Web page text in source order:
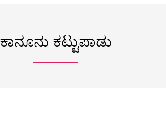
ಕಾನೂನು ಕಟ್ಟುಪಾಡು